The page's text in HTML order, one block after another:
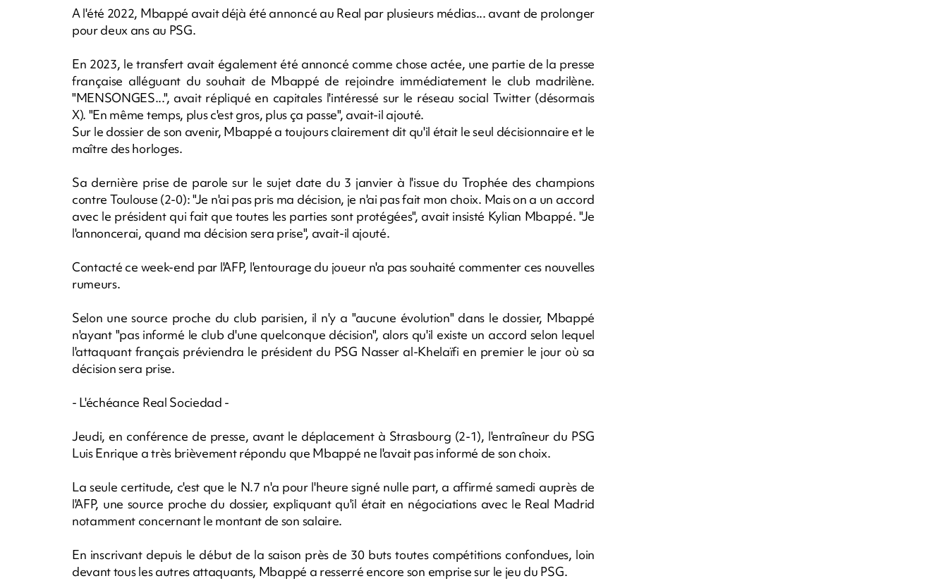
A l'été 2022, Mbappé avait déjà été annoncé au Real par plusieurs médias... avant de prolonger
pour deux ans au PSG.
En 2023, le transfert avait également été annoncé comme chose actée, une partie de la presse
française alléguant du souhait de Mbappé de rejoindre immédiatement le club madrilène.
"MENSONGES...", avait répliqué en capitales l'intéressé sur le réseau social Twitter (désormais
X). "En même temps, plus c'est gros, plus ça passe", avait-il ajouté.
Sur le dossier de son avenir, Mbappé a toujours clairement dit qu'il était le seul décisionnaire et le
maître des horloges.
Sa dernière prise de parole sur le sujet date du 3 janvier à l'issue du Trophée des champions
contre Toulouse (2-0): "Je n'ai pas pris ma décision, je n'ai pas fait mon choix. Mais on a un accord
avec le président qui fait que toutes les parties sont protégées", avait insisté Kylian Mbappé. "Je
l'annoncerai, quand ma décision sera prise", avait-il ajouté.
Contacté ce week-end par l'AFP, l'entourage du joueur n'a pas souhaité commenter ces nouvelles
rumeurs.
Selon une source proche du club parisien, il n'y a "aucune évolution" dans le dossier, Mbappé
n'ayant "pas informé le club d'une quelconque décision", alors qu'il existe un accord selon lequel
l'attaquant français préviendra le président du PSG Nasser al-Khelaïfi en premier le jour où sa
décision sera prise.
- L'échéance Real Sociedad -
Jeudi, en conférence de presse, avant le déplacement à Strasbourg (2-1), l'entraîneur du PSG
Luis Enrique a très brièvement répondu que Mbappé ne l'avait pas informé de son choix.
La seule certitude, c'est que le N.7 n'a pour l'heure signé nulle part, a affirmé samedi auprès de
l'AFP, une source proche du dossier, expliquant qu'il était en négociations avec le Real Madrid
notamment concernant le montant de son salaire.
En inscrivant depuis le début de la saison près de 30 buts toutes compétitions confondues, loin
devant tous les autres attaquants, Mbappé a resserré encore son emprise sur le jeu du PSG.